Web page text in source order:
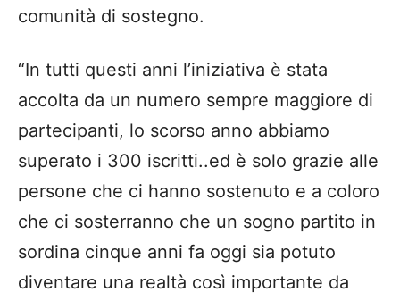
comunità di sostegno.
“In tutti questi anni l’iniziativa è stata
accolta da un numero sempre maggiore di
partecipanti, lo scorso anno abbiamo
superato i 300 iscritti..ed è solo grazie alle
persone che ci hanno sostenuto e a coloro
che ci sosterranno che un sogno partito in
sordina cinque anni fa oggi sia potuto
diventare una realtà così importante da